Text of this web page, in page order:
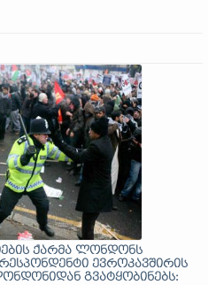
ქარმა ლონდონს
ევროკავშირის
გვატყობინებს: